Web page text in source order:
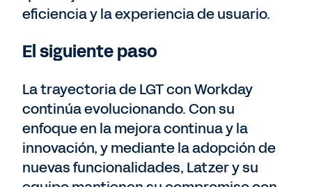
eficiencia y la experiencia de usuario.
El siguiente paso
La trayectoria de LGT con Workday
continúa evolucionando. Con su
enfoque en la mejora continua y la
innovación, y mediante la adopción de
nuevas funcionalidades, Latzer y su